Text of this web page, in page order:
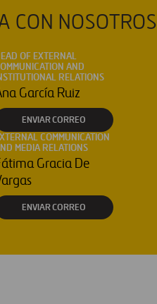
CON NOSOTROS
OF EXTERNAL
AND
RELATIONS
García Ruiz
ENVIAR CORREO
COMMUNICATION
MEDIA RELATIONS
Gracia De
ENVIAR CORREO